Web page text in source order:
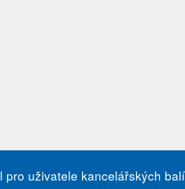
pro uživatele kancelářských